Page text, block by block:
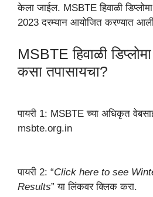
केला जाईल. MSBTE हिवाळी डिप्लोमा
2023 दरम्यान आयोजित करण्यात आली
MSBTE हिवाळी
कसा तपासायचा?
पायरी 1: MSBTE च्या अधिकृत
msbte.org.in
पायरी 2: “Click here to see
Results” या लिंकवर क्लिक करा.